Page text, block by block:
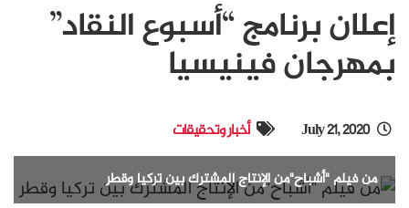
إعلان برنامج “أسبوع النقاد”
بمهرجان فينيسيا
July 21, 2020 أخبار وتحقيقات
من فيلم "أشباح"من الإنتاج المشترك بين تركيا وقطر